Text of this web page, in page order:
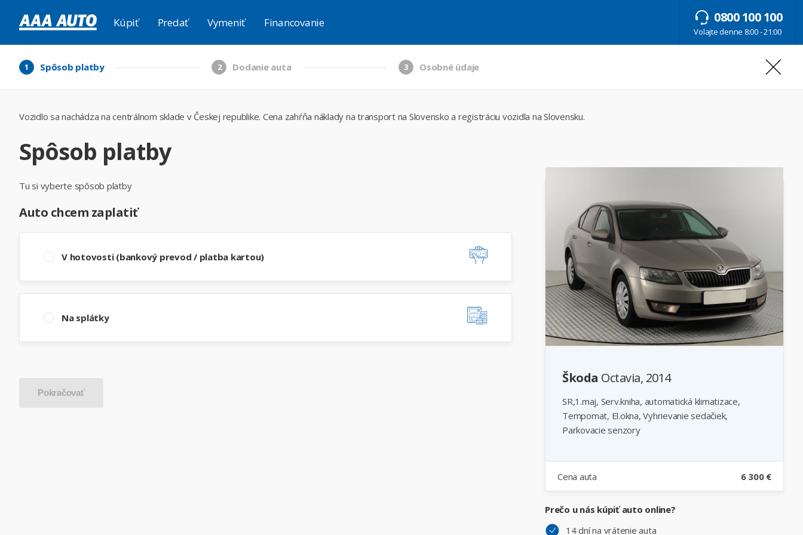
Kúpiť Predať Vymeniť Financovanie 0800 100 100
Volajte denne 8:00 - 21:00
1 Spôsob platby 2 Dodanie auta 3 Osobné údaje
Vozidlo sa nachádza na centrálnom sklade v Českej republike. Cena zahŕňa náklady na transport na Slovensko a registráciu vozidla na Slovensku.
Spôsob platby
Tu si vyberte spôsob platby
Auto chcem zaplatiť
V hotovosti (bankový prevod / platba kartou)
Na splátky
Pokračovať
Škoda Octavia, 2014
SR,1.maj, Serv.kniha, automatická klimatizace,
Tempomat, El.okna, Vyhrievanie sedačiek,
Parkovacie senzory
Cena auta 6 300 €
Prečo u nás kúpiť auto online?
14 dní na vrátenie auta